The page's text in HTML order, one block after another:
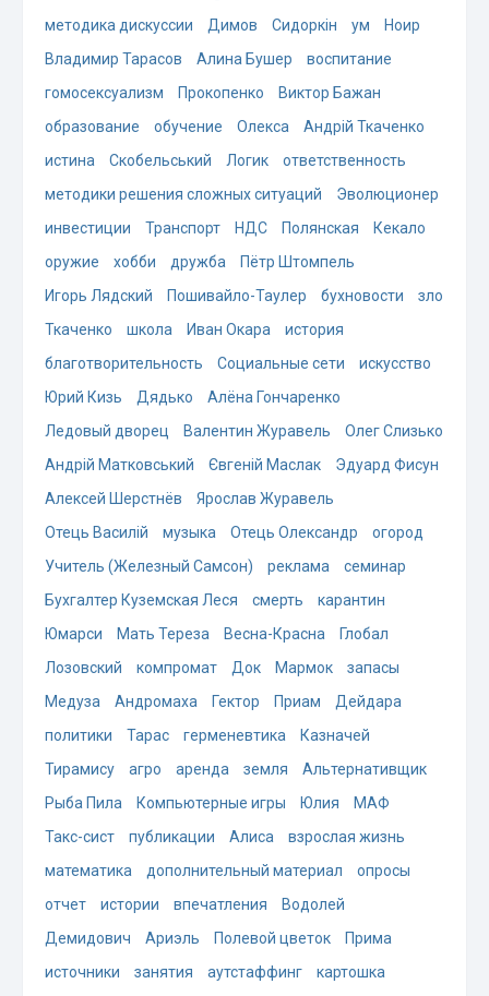
методика дискуссии
Димов Сидоркін ум
Ноир
Владимир Тарасов
Алина Бушер
воспитание
гомосексуализм
Прокопенко
Виктор Бажан
образование
обучение Олекса
Андрій Ткаченко
истина
Скобельський Логик
ответственность
методики решения сложных ситуаций
Эволюционер
инвестиции
Транспорт НДС Полянская
Кекало
оружие
хобби дружба
Пётр Штомпель
Игорь Лядский
Пошивайло-Таулер бухновости
зло
Ткаченко
школа Иван Окара
история
благотворительность
Социальные сети
искусство
Юрий Кизь
Дядько
Алёна Гончаренко
Ледовый дворец
Валентин Журавель
Олег Слизько
Андрій Матковський
Євгеній Маслак
Эдуард Фисун
Алексей Шерстнёв
Ярослав Журавель
Отець Василій
музыка Отець Олександр
огород
Учитель (Железный Самсон)
реклама
семинар
Бухгалтер Куземская Леся
смерть
карантин
Юмарси
Мать Тереза Весна-Красна
Глобал
Лозовский
компромат Док Мармок
запасы
Медуза
Андромаха Гектор Приам
Дейдара
политики
Тарас герменевтика
Казначей
Тирамису
агро аренда земля
Альтернативщик
Рыба Пила
Компьютерные игры Юлия
МАФ
Такс-сист
публикации Алиса
взрослая жизнь
математика
дополнительный материал
опросы
отчет
истории впечатления
Водолей
Демидович
Ариэль Полевой цветок
Прима
источники
занятия аутстаффинг
картошка